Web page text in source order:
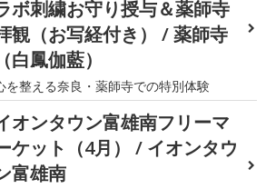
ボ刺繍お守り授与＆薬師寺
観（お写経付き） / 薬師寺
（白鳳伽藍）
を整える奈良・薬師寺での特別体験
オンタウン富雄南フリーマ
ケット（4月） / イオンタウ
富雄南